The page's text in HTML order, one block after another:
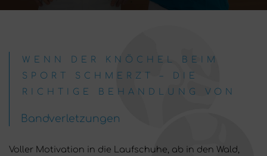
WENN DER KNÖCHEL BEIM
SPORT SCHMERZT – DIE
RICHTIGE BEHANDLUNG VON
Bandverletzungen
Voller Motivation in die Laufschuhe, ab in den Wald,